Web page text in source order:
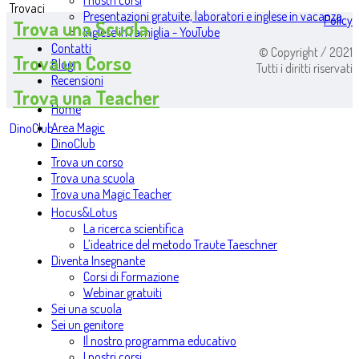
Presentazioni gratuite, laboratori e inglese in vacanza
Inglese in famiglia - YouTube
Contatti
Blog
Recensioni
Home
Area Magic
DinoClub
Trova un corso
Trova una scuola
Trova una Magic Teacher
Hocus&Lotus
La ricerca scientifica
L’ideatrice del metodo Traute Taeschner
Diventa Insegnante
Corsi di Formazione
Webinar gratuiti
Sei una scuola
Sei un genitore
Il nostro programma educativo
Trovaci
Trova una Scuola
Trova un Corso
Trova una Teacher
DinoClub
Policy
© Copyright / 2021
Tutti i diritti riservati